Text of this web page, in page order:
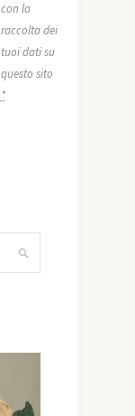
con la
raccolta dei
tuoi dati su
questo sito
*